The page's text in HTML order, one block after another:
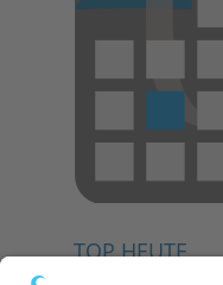
TOP HEUTE